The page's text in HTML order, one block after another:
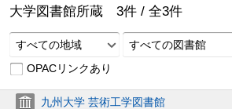
大学図書館所蔵 3件 / 全3件
すべての地域
すべての図書館
OPACリンクあり
九州大学 芸術工学図書館